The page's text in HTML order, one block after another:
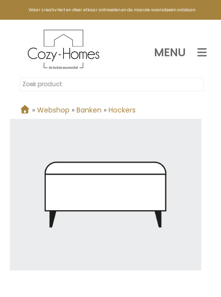
Waar creativiteit en sfeer elkaar ontmoeten en de mooiste woonideeën ontstaan
MENU
» Webshop » Banken » Hockers